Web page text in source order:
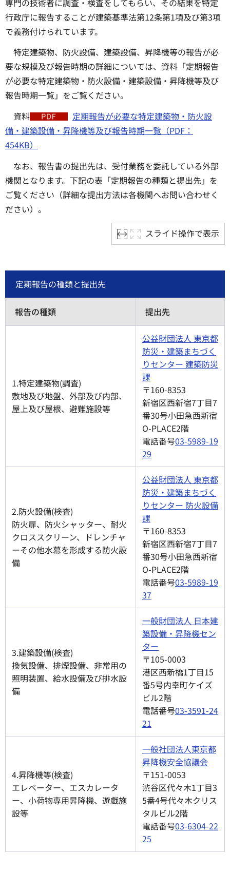
行政庁に報告することが建築基準法第12条第1項及び第3項
で義務付けられています。
特定建築物、防火設備、建築設備、昇降機等の報告が必
要な規模及び報告時期の詳細については、資料「定期報告
が必要な特定建築物・防火設備・建築設備・昇降機等及び
報告時期一覧」をご覧ください。
資料
定期報告が必要な特定建築物・防火設
備・建築設備・昇降機等及び報告時期一覧（PDF：
454KB）
なお、報告書の提出先は、受付業務を委託している外部
機関となります。下記の表「定期報告の種類と提出先」を
ご覧ください（詳細な提出方法は各機関へお問い合わせく
ださい）。
スライド操作で表示
定期報告の種類と提出先
報告の種類 提出先
1.特定建築物(調査)
敷地及び地盤、外部及び内部、
屋上及び屋根、避難施設等
公益財団法人 東京都
防災・建築まちづく
りセンター 建築防災
課
〒160-8353
新宿区西新宿7丁目7
番30号小田急西新宿
O-PLACE2階
電話番号03-5989-19
29
2.防火設備(検査)
防火扉、防火シャッター、耐火
クロススクリーン、ドレンチャ
ーその他水幕を形成する防火設
備
公益財団法人 東京都
防災・建築まちづく
りセンター 防火設備
課
〒160-8353
新宿区西新宿7丁目7
番30号小田急西新宿
O-PLACE2階
電話番号03-5989-19
37
3.建築設備(検査)
換気設備、排煙設備、非常用の
照明装置、給水設備及び排水設
備
一般財団法人 日本建
築設備・昇降機セン
ター
〒105-0003
港区西新橋1丁目15
番5号内幸町ケイズ
ビル2階
電話番号03-3591-24
21
4.昇降機等(検査)
エレベーター、エスカレータ
ー、小荷物専用昇降機、遊戯施
設等
一般社団法人東京都
昇降機安全協議会
〒151-0053
渋谷区代々木1丁目3
5番4号代々木クリス
タルビル2階
電話番号03-6304-22
25